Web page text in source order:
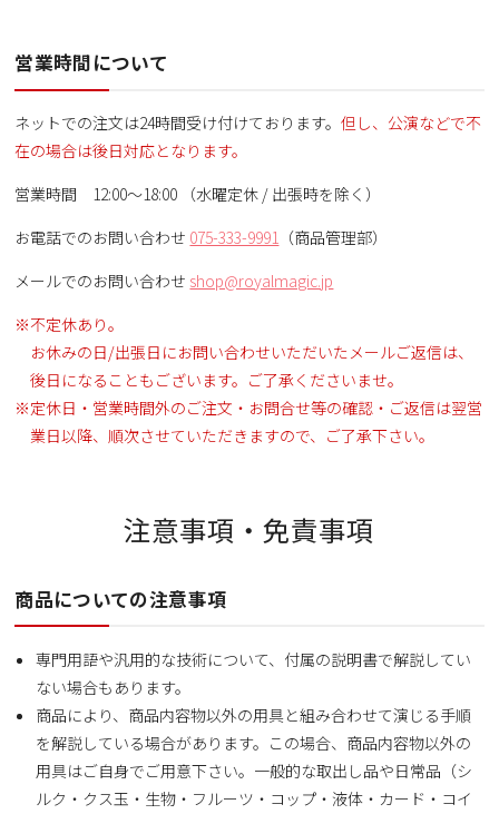
営業時間について
ネットでの注文は24時間受け付けております。但し、公演などで不
在の場合は後日対応となります。
営業時間 12:00～18:00 （水曜定休 / 出張時を除く）
お電話でのお問い合わせ 075-333-9991 （商品管理部）
メールでのお問い合わせ shop@royalmagic.jp
不定休あり。
お休みの日/出張日にお問い合わせいただいたメールご返信は、
後日になることもございます。ご了承くださいませ。
定休日・営業時間外のご注文・お問合せ等の確認・ご返信は翌営
業日以降、順次させていただきますので、ご了承下さい。
注意事項・免責事項
商品についての注意事項
専門用語や汎用的な技術について、付属の説明書で解説してい
ない場合もあります。
商品により、商品内容物以外の用具と組み合わせて演じる手順
を解説している場合があります。この場合、商品内容物以外の
用具はご自身でご用意下さい。一般的な取出し品や日常品（シ
ルク・クス玉・生物・フルーツ・コップ・液体・カード・コイ